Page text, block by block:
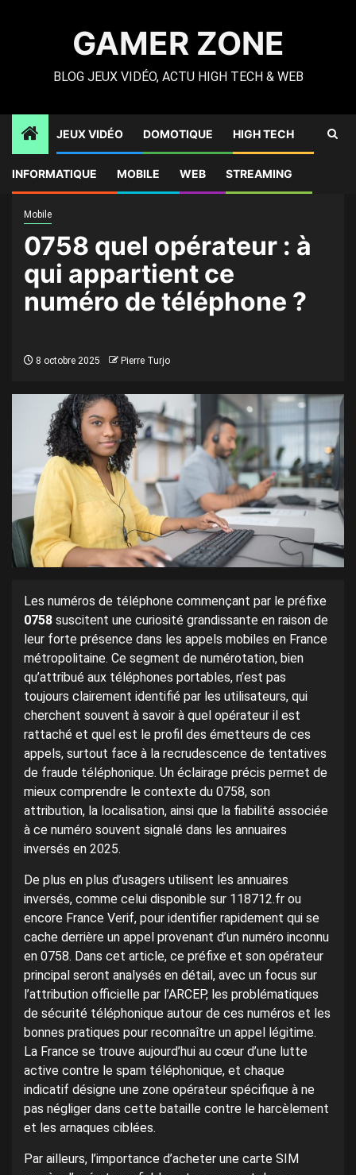
GAMER ZONE
BLOG JEUX VIDÉO, ACTU HIGH TECH & WEB
JEUX VIDÉO DOMOTIQUE HIGH TECH
INFORMATIQUE MOBILE WEB STREAMING
appartient ce numéro de téléphone ?
Mobile
0758 quel opérateur : à
qui appartient ce
numéro de téléphone ?
8 octobre 2025 Pierre Turjo
Les numéros de téléphone commençant par le préfixe
0758 suscitent une curiosité grandissante en raison de
leur forte présence dans les appels mobiles en France
métropolitaine. Ce segment de numérotation, bien
qu’attribué aux téléphones portables, n’est pas
toujours clairement identifié par les utilisateurs, qui
cherchent souvent à savoir à quel opérateur il est
rattaché et quel est le profil des émetteurs de ces
appels, surtout face à la recrudescence de tentatives
de fraude téléphonique. Un éclairage précis permet de
mieux comprendre le contexte du 0758, son
attribution, la localisation, ainsi que la fiabilité associée
à ce numéro souvent signalé dans les annuaires
inversés en 2025.
De plus en plus d’usagers utilisent les annuaires
inversés, comme celui disponible sur 118712.fr ou
encore France Verif, pour identifier rapidement qui se
cache derrière un appel provenant d’un numéro inconnu
en 0758. Dans cet article, ce préfixe et son opérateur
principal seront analysés en détail, avec un focus sur
l’attribution officielle par l’ARCEP, les problématiques
de sécurité téléphonique autour de ces numéros et les
bonnes pratiques pour reconnaître un appel légitime.
La France se trouve aujourd’hui au cœur d’une lutte
active contre le spam téléphonique, et chaque
indicatif désigne une zone opérateur spécifique à ne
pas négliger dans cette bataille contre le harcèlement
et les arnaques ciblées.
Par ailleurs, l’importance d’acheter une carte SIM